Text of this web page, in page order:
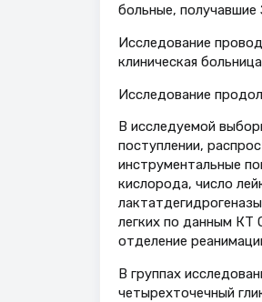
больные,
Исследование
клиническая
Исследование
В исследуемой
поступлении,
инструментальные
кислорода, число
легких по данным КТ
отделение
В группах
четырехточечный